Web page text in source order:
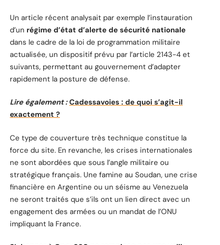
Un article récent analysait par exemple l’instauration
d’un régime d’état d’alerte de sécurité nationale
dans le cadre de la loi de programmation militaire
actualisée, un dispositif prévu par l’article 2143-4 et
suivants, permettant au gouvernement d’adapter
rapidement la posture de défense.
Lire également : Cadessavoies : de quoi s’agit-il
exactement ?
Ce type de couverture très technique constitue la
force du site. En revanche, les crises internationales
ne sont abordées que sous l’angle militaire ou
stratégique français. Une famine au Soudan, une crise
financière en Argentine ou un séisme au Venezuela
ne seront traités que s’ils ont un lien direct avec un
engagement des armées ou un mandat de l’ONU
impliquant la France.